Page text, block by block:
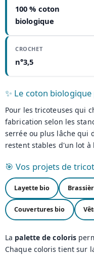
100 % coton
biologique
CROCHET
n°3,5
✨ Le coton
Pour les tricoteuses qui
fabrication selon les
serrée ou plus lâche qui
restent stables d'un lot à
🎯 Vos projets de
Layette bio
Couvertures bio
La palette de coloris
Chaque coloris tient sur